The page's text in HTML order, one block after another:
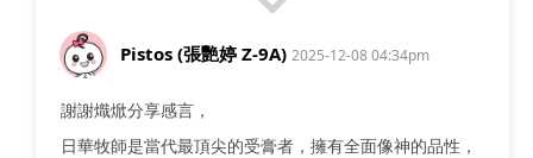
Pistos (張艷婷 Z-9A) 2025-12-08 04:34pm
謝謝熾焮分享感言，
日華牧師是當代最頂尖的受膏者，擁有全面像神的品性，